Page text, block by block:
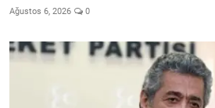
Ağustos 6, 2026 0